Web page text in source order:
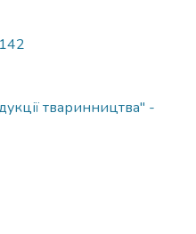
тваринництва" -